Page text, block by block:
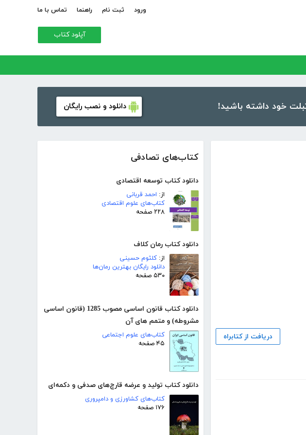
ورود ثبت نام راهنما تماس با ما
آپلود کتاب
دانلود و نصب رایگان
کتاب‌های تصادفی
دانلود کتاب توسعه اقتصادی
از: احمد قربانی
کتاب‌های علوم اقتصادی
۲۲۸ صفحه
دانلود کتاب رمان کلاف
از: کلثوم حسینی
دانلود رایگان بهترین رمان‌ها
۵۳۰ صفحه
دانلود کتاب قانون اساسی مصوب 1285 (قانون اساسی
مشروطه) و متمم های آن
کتاب‌های علوم اجتماعی
۴۵ صفحه
دانلود کتاب تولید و عرضه قارچ‌های صدفی و دکمه‌ای
کتاب‌های کشاورزی و دامپروری
۱۷۶ صفحه
دریافت از کتابراه